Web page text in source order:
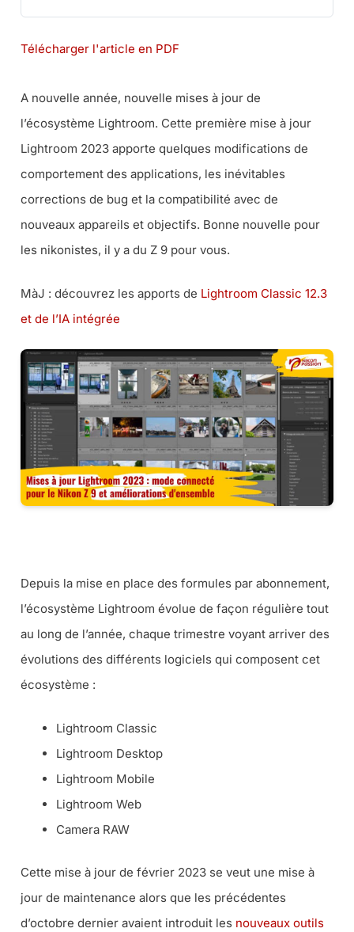
Télécharger l'article en PDF
A nouvelle année, nouvelle mises à jour de
l’écosystème Lightroom. Cette première mise à jour
Lightroom 2023 apporte quelques modifications de
comportement des applications, les inévitables
corrections de bug et la compatibilité avec de
nouveaux appareils et objectifs. Bonne nouvelle pour
les nikonistes, il y a du Z 9 pour vous.
MàJ : découvrez les apports de Lightroom Classic 12.3
et de l’IA intégrée
Depuis la mise en place des formules par abonnement,
l’écosystème Lightroom évolue de façon régulière tout
au long de l’année, chaque trimestre voyant arriver des
évolutions des différents logiciels qui composent cet
écosystème :
Lightroom Classic
Lightroom Desktop
Lightroom Mobile
Lightroom Web
Camera RAW
Cette mise à jour de février 2023 se veut une mise à
jour de maintenance alors que les précédentes
d’octobre dernier avaient introduit les nouveaux outils